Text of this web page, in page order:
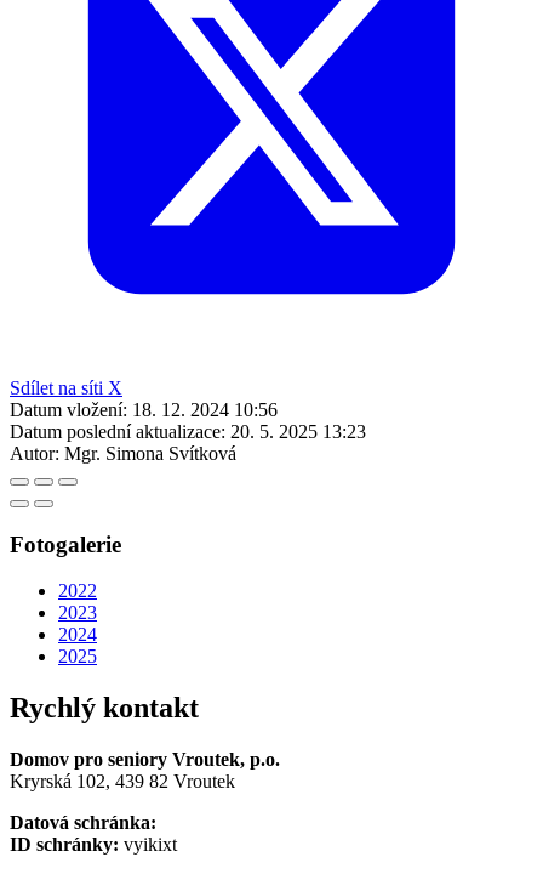
Sdílet na síti X
Datum vložení: 18. 12. 2024 10:56
Datum poslední aktualizace: 20. 5. 2025 13:23
Autor: Mgr. Simona Svítková
Fotogalerie
2022
2023
2024
2025
Rychlý kontakt
Domov pro seniory Vroutek, p.o.
Kryrská 102, 439 82 Vroutek
Datová schránka:
ID schránky: vyikixt